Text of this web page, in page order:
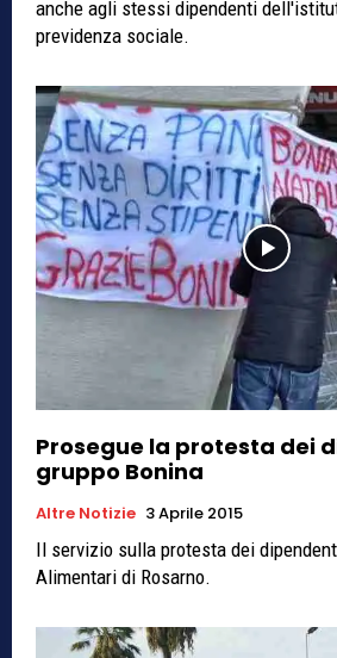
anche agli stessi dipendenti
previdenza sociale.
Prosegue la protesta dei
gruppo Bonina
Altre Notizie 3 Aprile 2015
Il servizio sulla protesta dei
Alimentari di Rosarno.